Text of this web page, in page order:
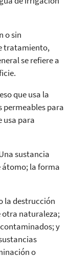
o sin
tratamiento,
se refiere a
que usa la
para
usa para
sustancia
átomo; la forma
la destrucción
otra naturaleza;
y
o